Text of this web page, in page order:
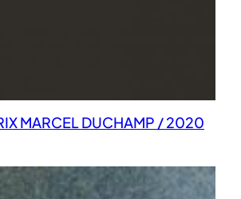
MARCEL DUCHAMP / 2020